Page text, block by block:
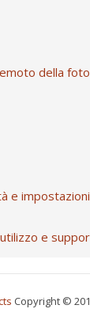
della
e
e
Copyright ©